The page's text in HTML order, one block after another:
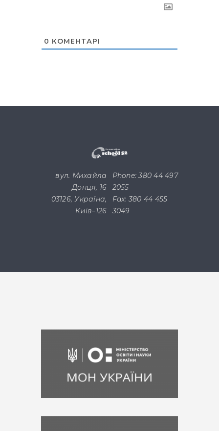
0 КОМЕНТАРІ
Phone: 380 44 497
2055
Fax: 380 44 455
3049
вул. Михайла
Донця, 16
03126, Україна,
Київ–126